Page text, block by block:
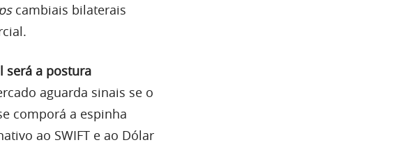
cambiais bilaterais
será a postura
aguarda sinais se o
comporá a espinha
ao SWIFT e ao Dólar